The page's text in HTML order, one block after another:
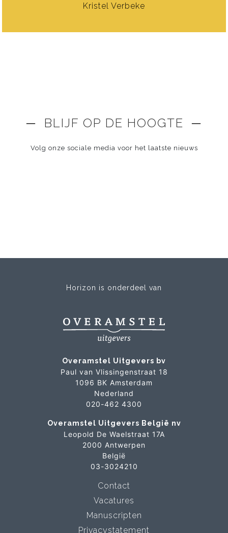
Kristel Verbeke
─ BLIJF OP DE HOOGTE ─
Volg onze sociale media voor het laatste nieuws
Horizon is onderdeel van
Overamstel Uitgevers bv
Paul van Vlissingenstraat 18
1096 BK Amsterdam
Nederland
020-462 4300
Overamstel Uitgevers België nv
Leopold De Waelstraat 17A
2000 Antwerpen
België
03-3024210
Contact
Vacatures
Manuscripten
Privacystatement